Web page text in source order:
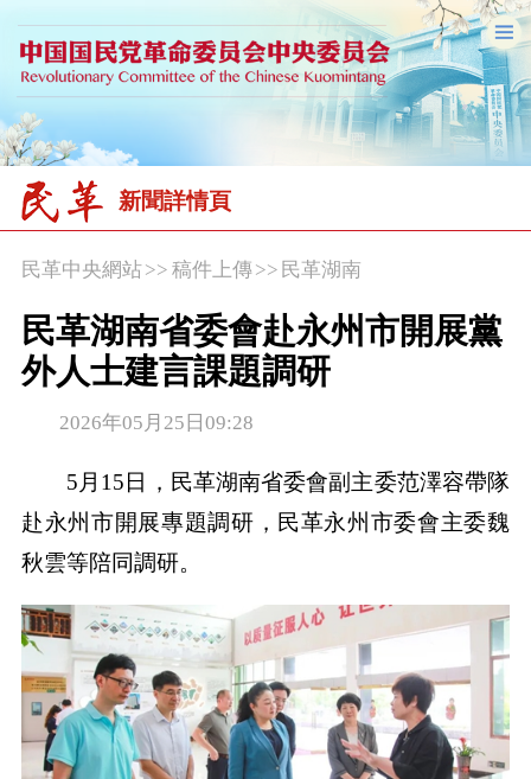
新聞詳情頁
民革中央網站>> 稿件上傳>> 民革湖南
民革湖南省委會赴永州市開展黨
外人士建言課題調研
2026年05月25日09:28
5月15日，民革湖南省委會副主委范澤容帶隊
赴永州市開展專題調研，民革永州市委會主委魏
秋雲等陪同調研。